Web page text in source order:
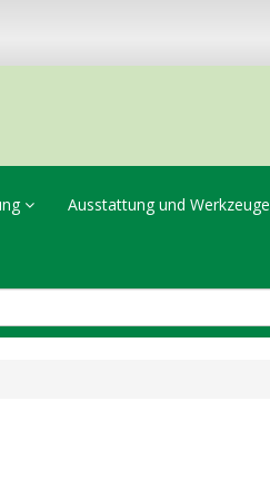
Ausstattung und Werkzeuge